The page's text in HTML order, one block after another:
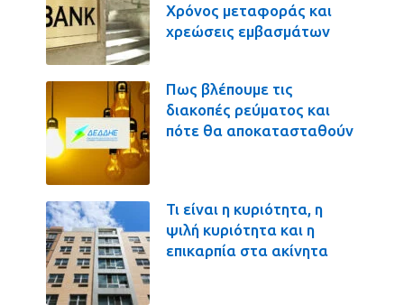
Χρόνος μεταφοράς και
χρεώσεις εμβασμάτων
Πως βλέπουμε τις
διακοπές ρεύματος και
πότε θα αποκατασταθούν
Τι είναι η κυριότητα, η
ψιλή κυριότητα και η
επικαρπία στα ακίνητα